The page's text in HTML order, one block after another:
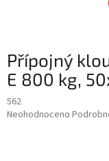
Přípojný
E 800 kg,
562
Průměrné
Neohodnoceno